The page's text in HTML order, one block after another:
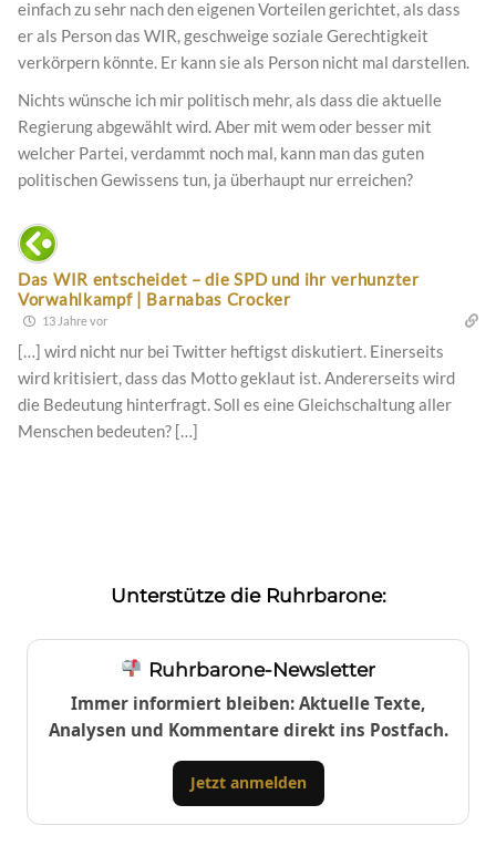
einfach zu sehr nach den eigenen Vorteilen gerichtet, als dass
er als Person das WIR, geschweige soziale Gerechtigkeit
verkörpern könnte. Er kann sie als Person nicht mal darstellen.
Nichts wünsche ich mir politisch mehr, als dass die aktuelle
Regierung abgewählt wird. Aber mit wem oder besser mit
welcher Partei, verdammt noch mal, kann man das guten
politischen Gewissens tun, ja überhaupt nur erreichen?
Das WIR entscheidet – die SPD und ihr verhunzter
Vorwahlkampf | Barnabas Crocker
13 Jahre vor
[…] wird nicht nur bei Twitter heftigst diskutiert. Einerseits
wird kritisiert, dass das Motto geklaut ist. Andererseits wird
die Bedeutung hinterfragt. Soll es eine Gleichschaltung aller
Menschen bedeuten? […]
Unterstütze die Ruhrbarone:
Ruhrbarone-Newsletter
Immer informiert bleiben: Aktuelle Texte,
Analysen und Kommentare direkt ins Postfach.
Jetzt anmelden